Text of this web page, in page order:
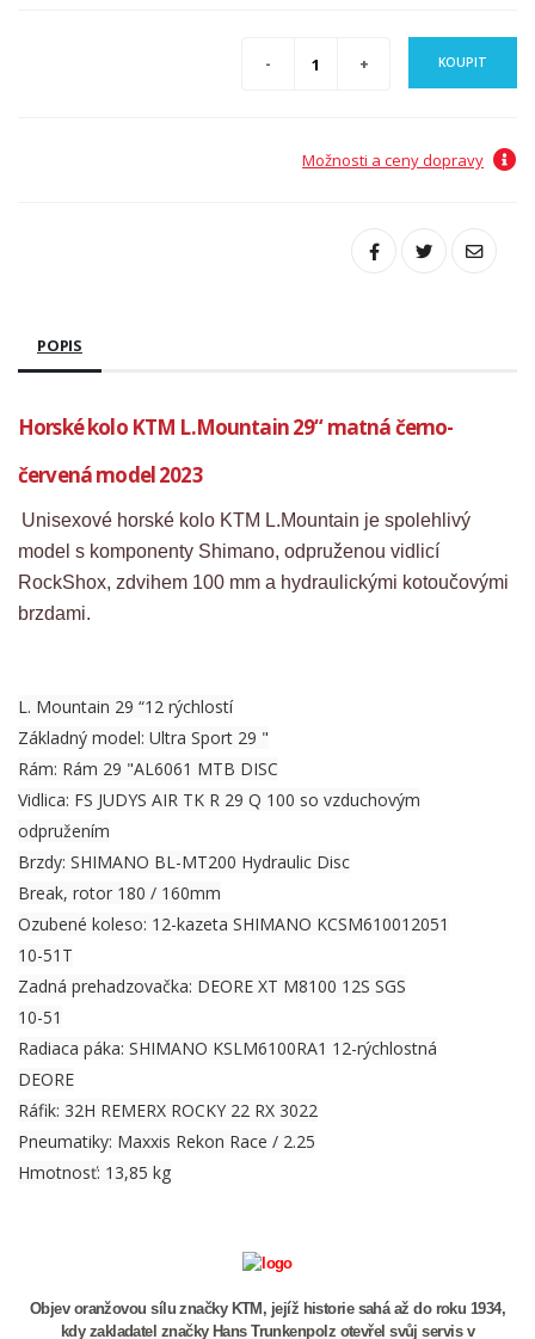
KOUPIT
Možnosti a ceny dopravy
POPIS
Horské kolo KTM L.Mountain 29“ matná černo-
červená model 2023
Unisexové horské kolo KTM L.Mountain je spolehlivý
model s komponenty Shimano, odpruženou vidlicí
RockShox, zdvihem 100 mm a hydraulickými kotoučovými
brzdami.
L. Mountain 29 “12 rýchlostí
Základný model: Ultra Sport 29 "
Rám: Rám 29 "AL6061 MTB DISC
Vidlica: FS JUDYS AIR TK R 29 Q 100 so vzduchovým
odpružením
Brzdy: SHIMANO BL-MT200 Hydraulic Disc
Break, rotor 180 / 160mm
Ozubené koleso: 12-kazeta SHIMANO KCSM610012051
10-51T
Zadná prehadzovačka: DEORE XT M8100 12S SGS
10-51
Radiaca páka: SHIMANO KSLM6100RA1 12-rýchlostná
DEORE
Ráfik: 32H REMERX ROCKY 22 RX 3022
Pneumatiky: Maxxis Rekon Race / 2.25
Hmotnosť: 13,85 kg
Objev oranžovou sílu značky KTM, jejíž historie sahá až do roku 1934,
kdy zakladatel značky Hans Trunkenpolz otevřel svůj servis v